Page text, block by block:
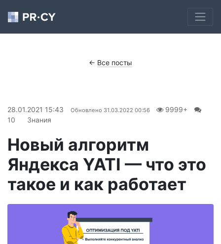
← Все посты
28.01.2021 15:43 Обновлено 31.03.2022 00:56
9999+
10
Знания
Новый алгоритм
Яндекса YATI — что это
такое и как работает